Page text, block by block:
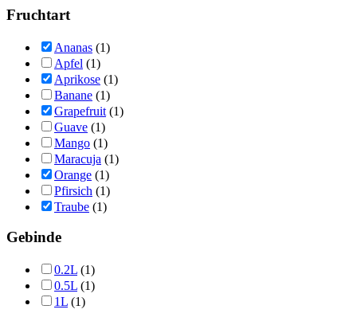
Fruchtart
Ananas (1)
Apfel (1)
Aprikose (1)
Banane (1)
Grapefruit (1)
Guave (1)
Mango (1)
Maracuja (1)
Orange (1)
Pfirsich (1)
Traube (1)
Gebinde
0.2L (1)
0.5L (1)
1L (1)